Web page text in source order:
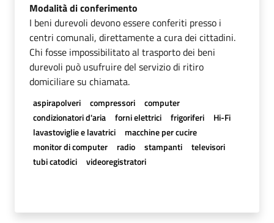
Modalità di conferimento
I beni durevoli devono essere conferiti presso i
centri comunali, direttamente a cura dei cittadini.
Chi fosse impossibilitato al trasporto dei beni
durevoli può usufruire del servizio di ritiro
domiciliare su chiamata.
aspirapolveri compressori
computer
condizionatori d'aria
forni elettrici frigoriferi
Hi-Fi
lavastoviglie e lavatrici
macchine per cucire
monitor di computer
radio stampanti
televisori
tubi catodici
videoregistratori